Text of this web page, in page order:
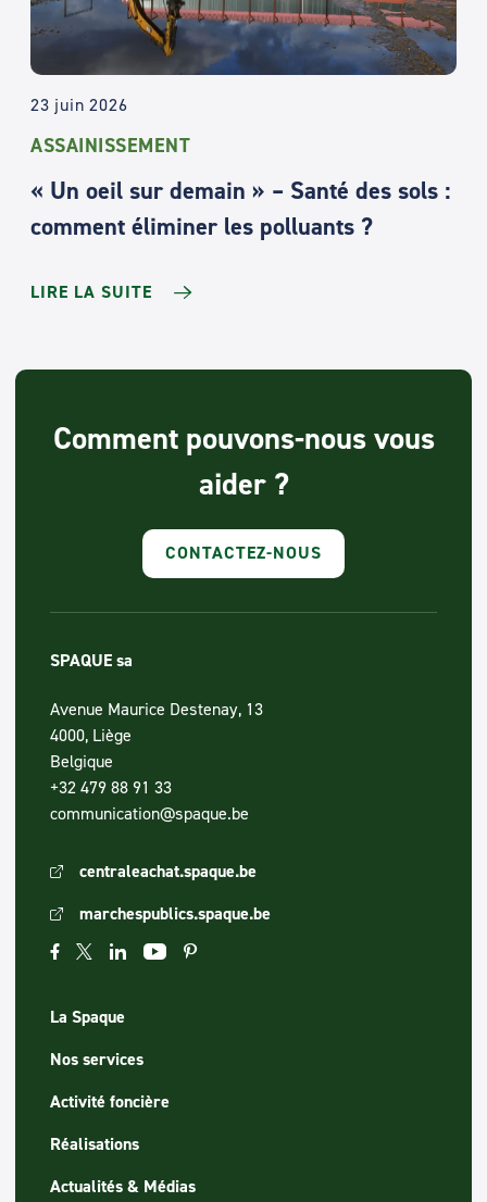
23 juin 2026
ASSAINISSEMENT
« Un oeil sur demain » – Santé des sols :
comment éliminer les polluants ?
LIRE LA SUITE
Comment pouvons-nous vous
aider ?
CONTACTEZ-NOUS
SPAQUE sa
Avenue Maurice Destenay, 13
4000, Liège
Belgique
+32 479 88 91 33
communication@spaque.be
centraleachat.spaque.be
marchespublics.spaque.be
La Spaque
Nos services
Activité foncière
Réalisations
Actualités & Médias